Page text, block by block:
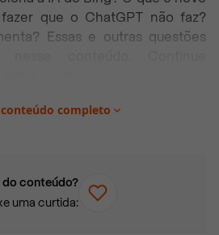
que o ChatGPT não faz?
Essas e outras questões
ChatGPT e Bing?
completo
do conteúdo?
uma curtida: